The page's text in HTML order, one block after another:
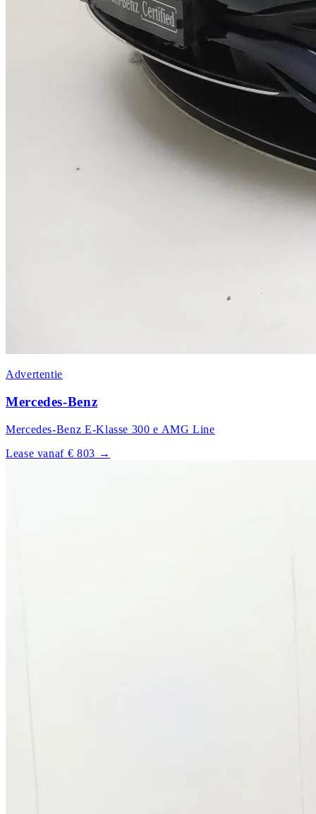
Advertentie
Mercedes-Benz
Mercedes-Benz E-Klasse 300 e AMG Line
Lease vanaf € 803 →